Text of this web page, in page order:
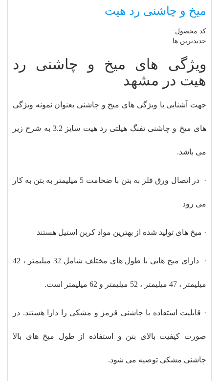
میخ و چاشنی رد هیت
کد محصول:
جدیدترین ها
ویژگی های میخ و چاشنی رد
هیت در مشهد
جهت آشنایی با ویژگی های میخ و چاشنی بعنوان نمونه ویژگی
های میخ و چاشنی تفنگ هیلتی رد هیت سایز 3.2 به شرح زیر
می باشد.
· در اتصال ورق فلز به بتن با ضخامت 5 میلیمتر به بتن به کار
می رود
· میخ های تولید شده از بهترین مواد کربن استیل هستند
· دارای میخ هایی با طول های مختلف شامل 32 میلیمتر ، 42
میلیمتر ، 47 میلیمتر ، 52 میلیمتر و 62 میلیمتر است.
· قابلیت استفاده با چاشنی قرمز و مشکی را دارا هستند. در
صورت کیفیت بالای بتن و استفاده از طول میخ های بالا
چاشنی مشکی توصیه می شود.